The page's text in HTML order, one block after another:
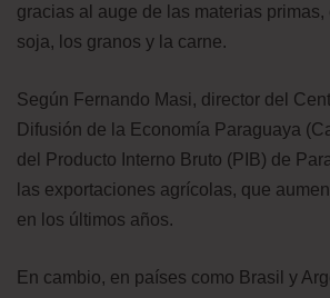
gracias al auge de las materias primas,
soja, los granos y la carne.
Según Fernando Masi, director del
Difusión de la Economía Paraguaya
del Producto Interno Bruto (PIB) de
las exportaciones agrícolas, que
en los últimos años.
En cambio, en países como Brasil y